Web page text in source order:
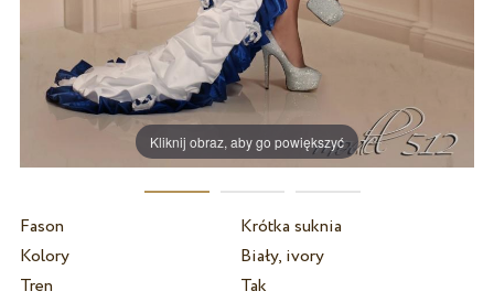
Kliknij obraz, aby go powiększyć
Fason
Krótka suknia
Kolory
Biały, ivory
Tren
Tak